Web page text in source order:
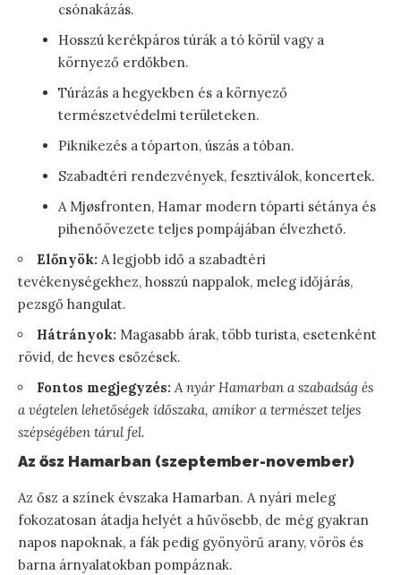
csónakázás.
Hosszú kerékpáros túrák a tó körül vagy a
környező erdőkben.
Túrázás a hegyekben és a környező
természetvédelmi területeken.
Piknikezés a tóparton, úszás a tóban.
Szabadtéri rendezvények, fesztiválok, koncertek.
A Mjøsfronten, Hamar modern tóparti sétánya és
pihenőövezete teljes pompájában élvezhető.
Előnyök: A legjobb idő a szabadtéri
tevékenységekhez, hosszú nappalok, meleg időjárás,
pezsgő hangulat.
Hátrányok: Magasabb árak, több turista, esetenként
rövid, de heves esőzések.
Fontos megjegyzés: A nyár Hamarban a szabadság és
a végtelen lehetőségek időszaka, amikor a természet teljes
szépségében tárul fel.
Az ősz Hamarban (szeptember-november)
Az ősz a színek évszaka Hamarban. A nyári meleg
fokozatosan átadja helyét a hűvösebb, de még gyakran
napos napoknak, a fák pedig gyönyörű arany, vörös és
barna árnyalatokban pompáznak.